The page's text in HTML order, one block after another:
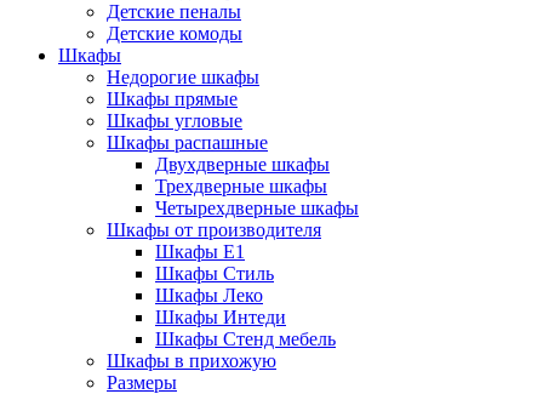
Детские пеналы
Детские комоды
Шкафы
Недорогие шкафы
Шкафы прямые
Шкафы угловые
Шкафы распашные
Двухдверные шкафы
Трехдверные шкафы
Четырехдверные шкафы
Шкафы от производителя
Шкафы E1
Шкафы Стиль
Шкафы Леко
Шкафы Интеди
Шкафы Стенд мебель
Шкафы в прихожую
Размеры